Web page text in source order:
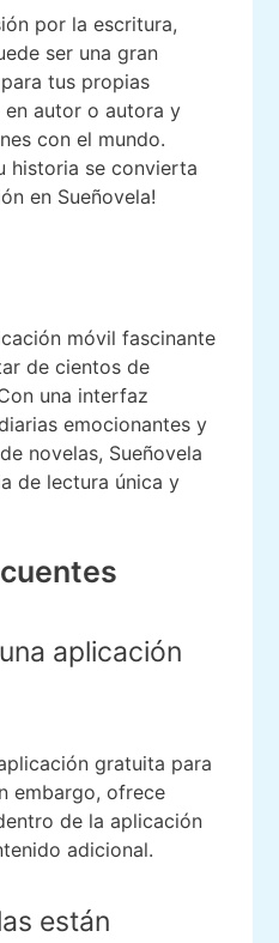
por la escritura,
ser una gran
tus propias
autor o autora y
con el mundo.
historia se convierta
en Sueñovela!
móvil fascinante
de cientos de
una interfaz
emocionantes y
novelas, Sueñovela
de lectura única y
aplicación
gratuita para
embargo, ofrece
de la aplicación
adicional.
están